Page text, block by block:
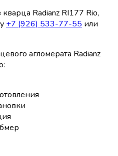
Radianz RI177 Rio,
+7 (926) 533-77-55 или
агломерата Radianz